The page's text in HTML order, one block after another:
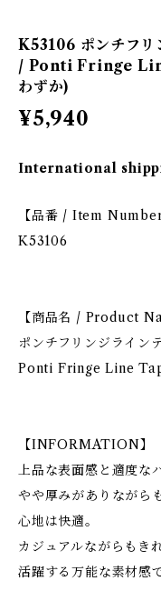
K53106 ポンチフリ
/ Ponti Fringe
わずか)
¥5,940
International
【品番 / Item Number
K53106
【商品名 / Product
ポンチフリンジライン
Ponti Fringe Line
【INFORMATION】
上品な表面感と適度な
やや厚みがありながら
心地は快適。
カジュアルながらもき
活躍する万能な素材感で